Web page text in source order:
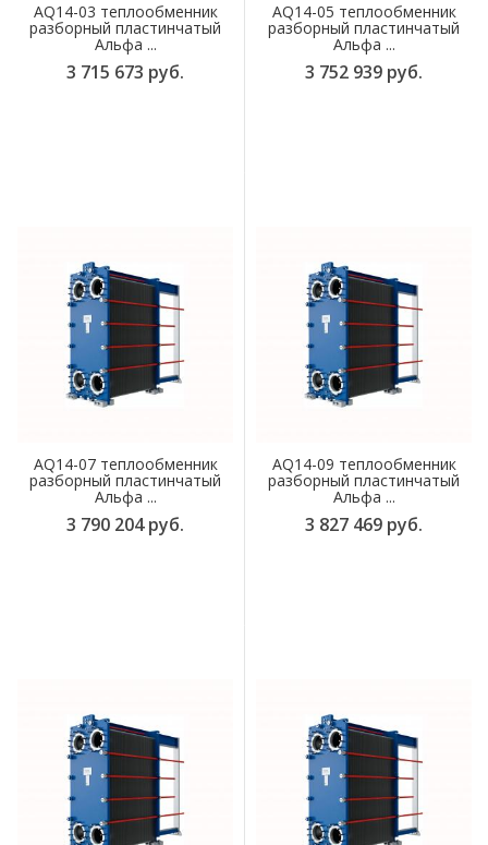
AQ14-03 теплообменник
разборный пластинчатый
Альфа ...
3 715 673 руб.
AQ14-05 теплообменник
разборный пластинчатый
Альфа ...
3 752 939 руб.
AQ14-07 теплообменник
разборный пластинчатый
Альфа ...
3 790 204 руб.
AQ14-09 теплообменник
разборный пластинчатый
Альфа ...
3 827 469 руб.